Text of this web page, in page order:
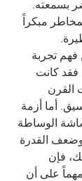
بسمعته.
مبكراً
فهم تجربة
فقد كانت
القرن
أما أزمة
بهشاشة الوساطة
وضعف القدرة
فإن
مهماً على أن